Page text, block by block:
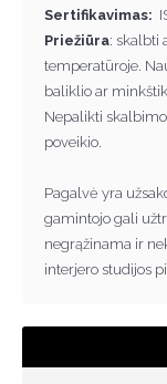
Sertifikavimas:
Priežiūra: skalbti
temperatūroje.
baliklio ar
Nepalikti
poveikio.
Pagalvė yra
gamintojo gali
negrąžinama ir
interjero studijos